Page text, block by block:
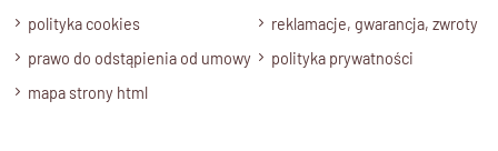
polityka cookies
reklamacje, gwarancja, zwroty
prawo do odstąpienia od umowy
polityka prywatności
mapa strony html